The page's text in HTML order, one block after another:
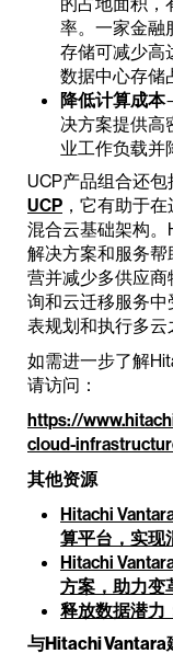
率。一家金融
存储可减少高
数据中心存储
降低计算成本
决方案提供高
业工作负载并
UCP产品组合还包
UCP ，它有助于
混合云基础架构。
解决方案和服务
营并减少多供应
询和云迁移服务
表规划和执行多云
如需进一步了解
请访问：
https://
cloud-
其他资源
Hitachi
算平台，实现
Hitachi
方案，助力变
释放数据潜力
与Hitachi Vantara